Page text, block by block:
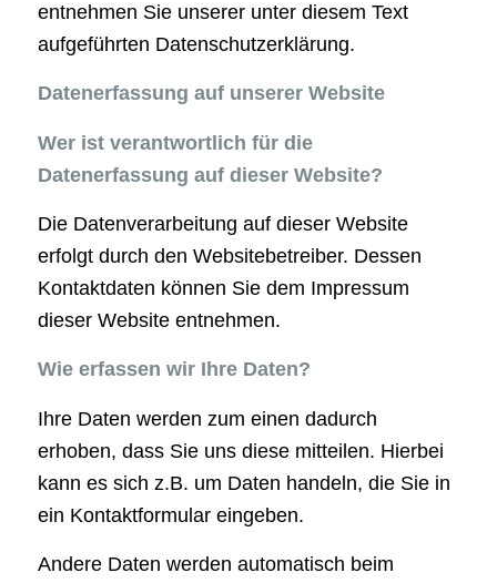
entnehmen Sie unserer unter diesem Text
aufgeführten Datenschutzerklärung.
Datenerfassung auf unserer Website
Wer ist verantwortlich für die
Datenerfassung auf dieser Website?
Die Datenverarbeitung auf dieser Website
erfolgt durch den Websitebetreiber. Dessen
Kontaktdaten können Sie dem Impressum
dieser Website entnehmen.
Wie erfassen wir Ihre Daten?
Ihre Daten werden zum einen dadurch
erhoben, dass Sie uns diese mitteilen. Hierbei
kann es sich z.B. um Daten handeln, die Sie in
ein Kontaktformular eingeben.
Andere Daten werden automatisch beim